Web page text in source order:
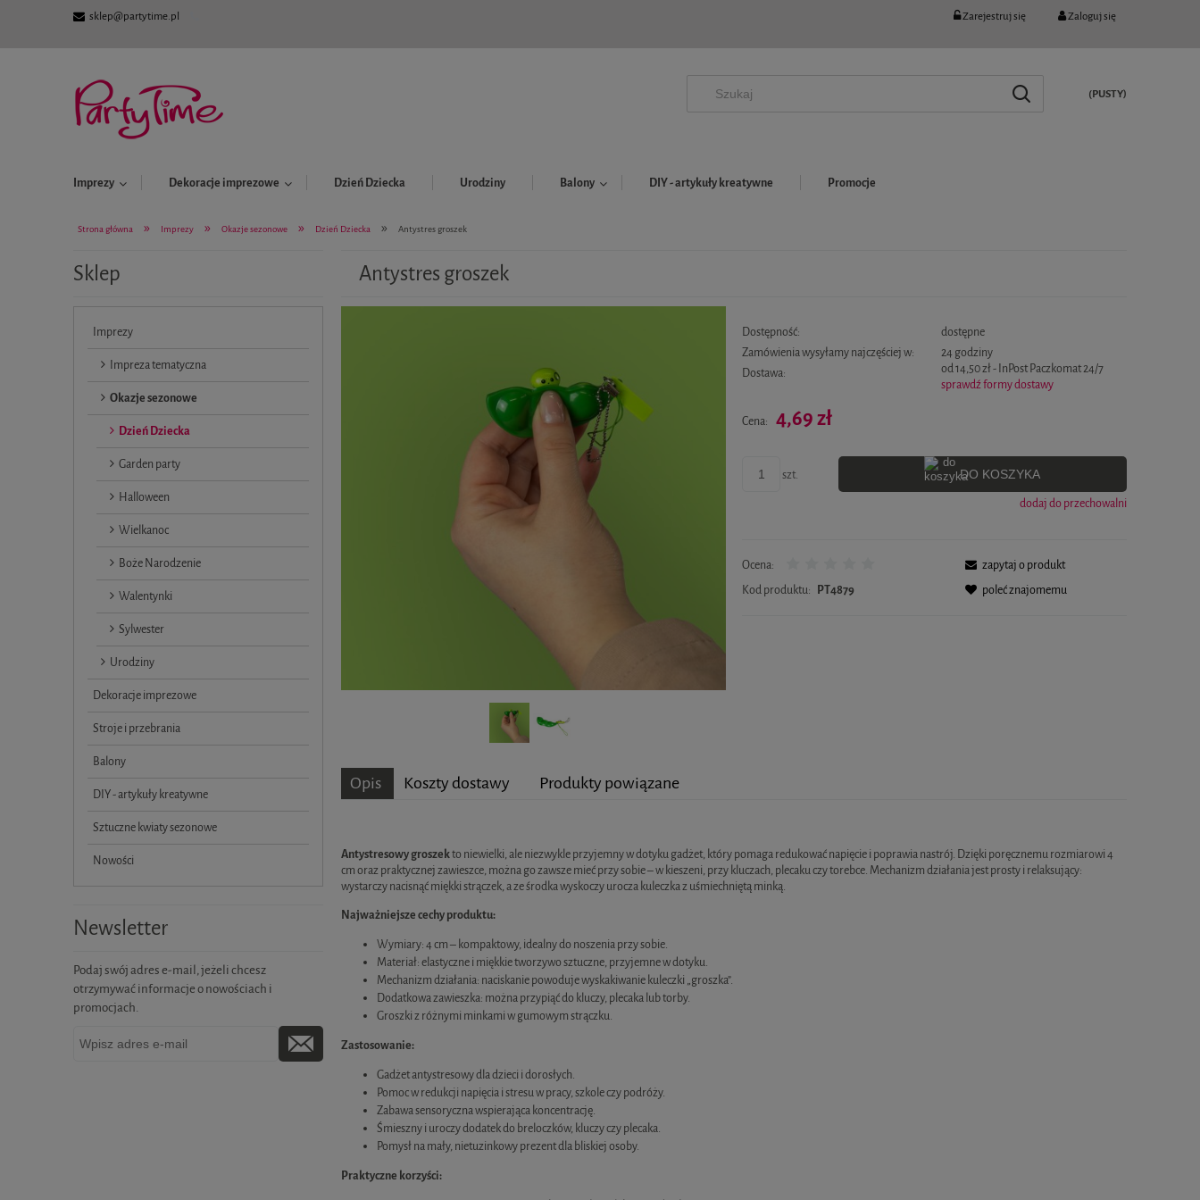
sklep@partytime.pl Zarejestruj się Zaloguj się
(PUSTY)
Imprezy Dekoracje imprezowe Dzień Dziecka Urodziny Balony DIY - artykuły kreatywne Promocje
Strona główna » Imprezy » Okazje sezonowe » Dzień Dziecka » Antystres groszek
Sklep
Imprezy
Impreza tematyczna
Okazje sezonowe
Dzień Dziecka
Garden party
Halloween
Wielkanoc
Boże Narodzenie
Walentynki
Sylwester
Urodziny
Dekoracje imprezowe
Stroje i przebrania
Balony
DIY - artykuły kreatywne
Sztuczne kwiaty sezonowe
Nowości
Newsletter
Podaj swój adres e-mail, jeżeli chcesz
otrzymywać informacje o nowościach i
promocjach.
Antystres groszek
Dostępność:
dostępne
Zamówienia wysyłamy najczęściej w:
24 godziny
Dostawa:
od 14,50 zł- InPost Paczkomat 24/7
sprawdź formy dostawy
Cena: 4,69 zł
szt. DO KOSZYKA
dodaj do przechowalni
Ocena:
Kod produktu: PT4879
zapytaj o produkt
poleć znajomemu
Opis Koszty dostawy Produkty powiązane
Antystresowy groszekto niewielki, ale niezwykle przyjemny w dotyku gadżet, który pomaga redukować napięcie i poprawia nastrój. Dzięki poręcznemu rozmiarowi 4
cm oraz praktycznej zawieszce, można go zawsze mieć przy sobie – w kieszeni, przy kluczach, plecaku czy torebce. Mechanizm działania jest prosty i relaksujący:
wystarczy nacisnąć miękki strączek, a ze środka wyskoczy urocza kuleczka z uśmiechniętą minką.
Najważniejsze cechy produktu:
Wymiary: 4 cm – kompaktowy, idealny do noszenia przy sobie.
Materiał: elastyczne i miękkie tworzywo sztuczne, przyjemne w dotyku.
Mechanizm działania: naciskanie powoduje wyskakiwanie kuleczki „groszka”.
Dodatkowa zawieszka: można przypiąć do kluczy, plecaka lub torby.
Groszki z różnymi minkami w gumowym strączku.
Zastosowanie:
Gadżet antystresowy dla dzieci i dorosłych.
Pomoc w redukcji napięcia i stresu w pracy, szkole czy podróży.
Zabawa sensoryczna wspierająca koncentrację.
Śmieszny i uroczy dodatek do breloczków, kluczy czy plecaka.
Pomysł na mały, nietuzinkowy prezent dla bliskiej osoby.
Praktyczne korzyści: